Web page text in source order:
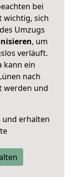
bei
wichtig, sich
Umzugs
, um
verläuft.
kann ein
nach
werden und
und erhalten